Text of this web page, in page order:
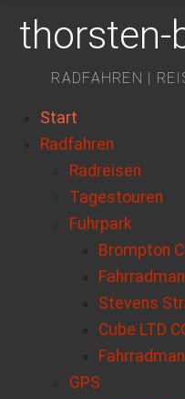
thorsten-
RADFAHREN |
Start
Radfahren
Radreisen
Tagestouren
Fuhrpark
Brompton
Stevens
Cube LTD
GPS